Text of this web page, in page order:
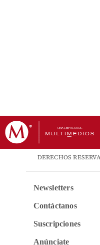
DERECHOS
Newsletters
Contáctanos
Suscripciones
Anúnciate